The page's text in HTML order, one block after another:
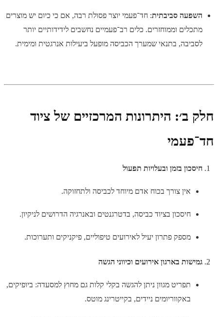
השפעה סביבתית: חד־פעמי יוצר פסולת רבה, אם כי כיום יש מוצרים
מתכלים וממוחזרים. כלים רב־פעמיים נחשבים לידידותיים יותר
לסביבה, בתנאי שמערך הכביסה מופעל ביעילות אנרגטית ומימית.
חלק ב׳: היתרונות המרכזיים של ציוד
חד־פעמי
חיסכון בזמן ובעלויות תפעול
אין צורך בכוח אדם מיוחד לכביסה ולתחזוקה.
חיסכון בציוד כביסה, בדטרגנטים ובאנרגיה הדרושים לניקיון.
מספק פתרון יעיל לאירועים טיפוליים, פיקניקים ותערוכות.
גמישות בארגון אירועים וכיווני הגשה
תפריט מגוון ניתן להגשה בקלי קלות גם מחוץ למסעדה: ביופיקים,
באקווריומים ניידים, בקייטרינג מוטס.